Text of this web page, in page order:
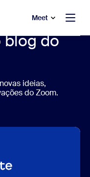
Meet
blog do
ideias,
do Zoom.